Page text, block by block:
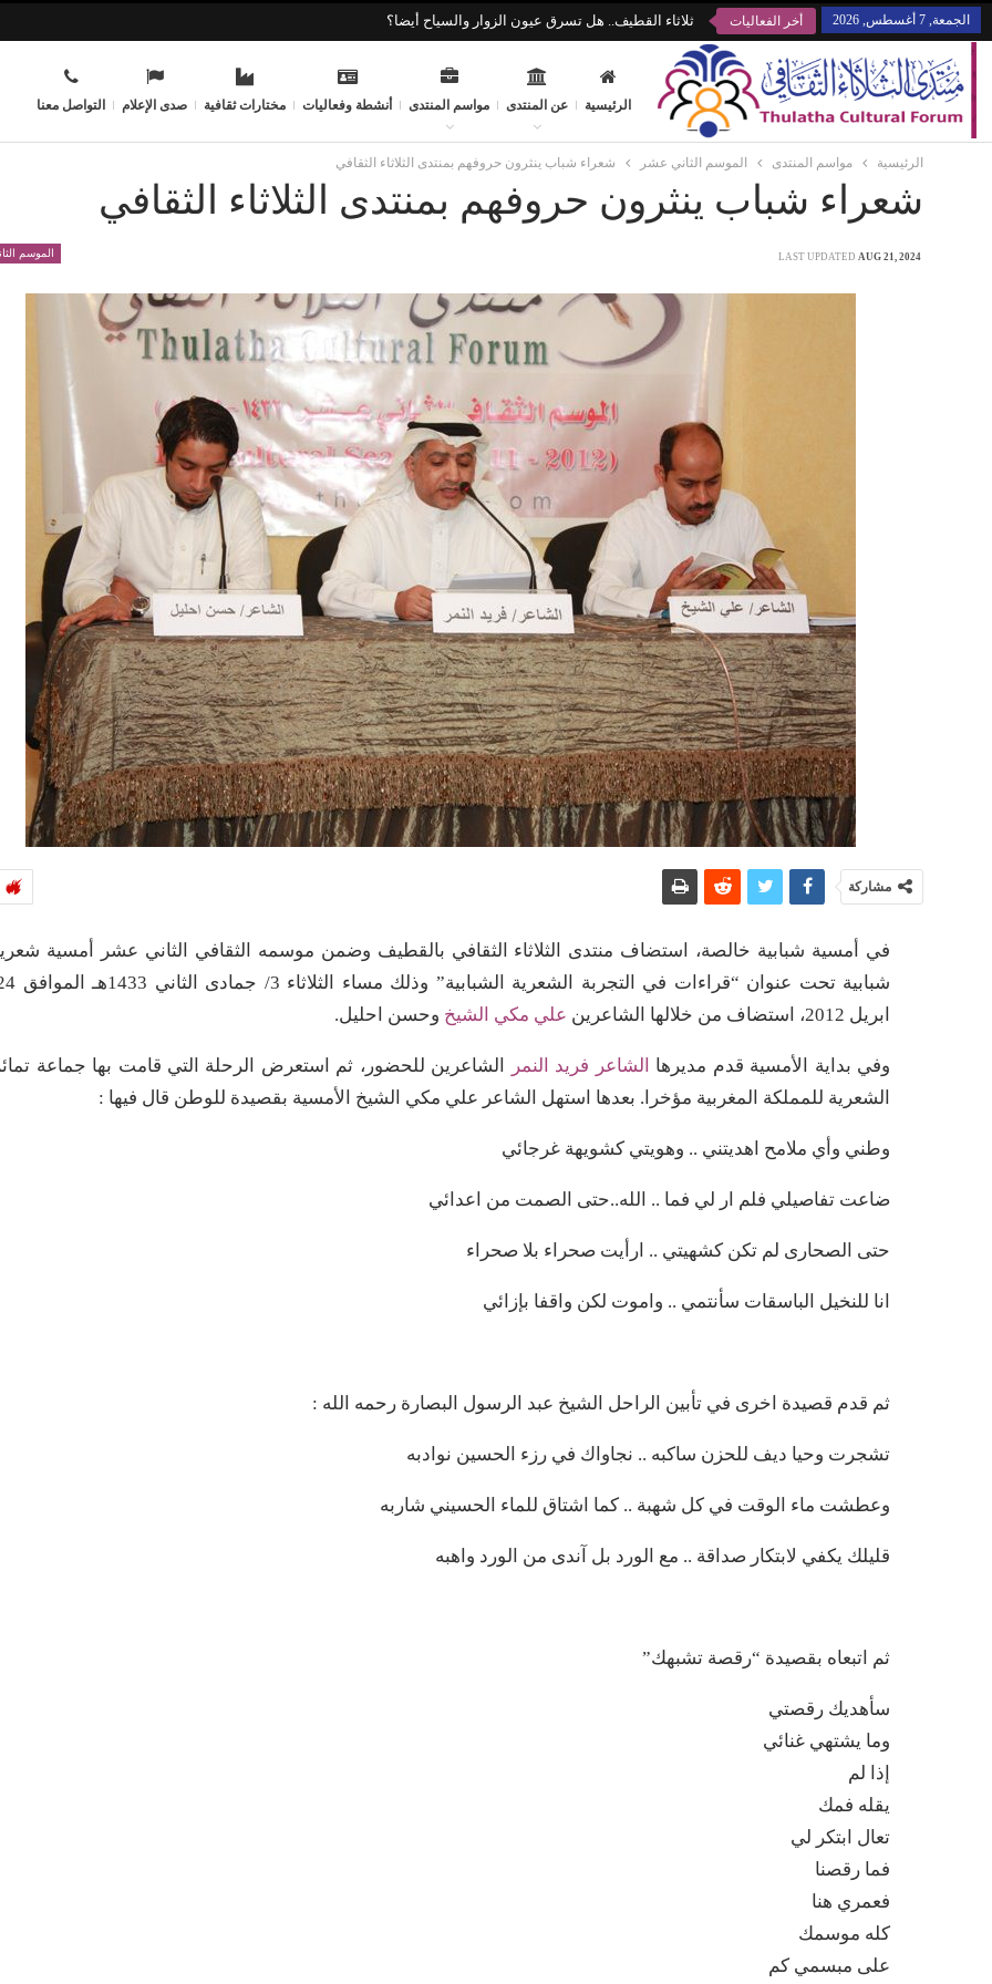
الجمعة, 7 أغسطس, 2026 أخر الفعاليات ثلاثاء القطيف.. هل تسرق عيون الزوار والسياح أيضا؟
الرئيسية عن المنتدى مواسم المنتدى أنشطة وفعاليات مختارات ثقافية صدى الإعلام التواصل معنا
الرئيسية مواسم المنتدى الموسم الثاني عشر شعراء شباب ينثرون حروفهم بمنتدى الثلاثاء الثقافي
شعراء شباب ينثرون حروفهم بمنتدى الثلاثاء الثقافي
الموسم LAST UPDATED AUG 21, 2024
مشاركة
في أمسية شبابية خالصة، استضاف منتدى الثلاثاء الثقافي بالقطيف وضمن موسمه الثقافي الثاني عشر أمسية
ابريل 2012، استضاف من خلالها الشاعرين علي مكي الشيخ وحسن احليل.
وفي بداية الأمسية قدم مديرها الشاعر فريد النمر
الشاعرين للحضور، ثم استعرض الرحلة التي قامت بها جماعة
الشعرية للمملكة المغربية مؤخرا. بعدها استهل الشاعر علي مكي الشيخ الأمسية بقصيدة للوطن قال فيها :
وطني وأي ملامح اهديتني .. وهويتي كشويهة غرجائي
ضاعت تفاصيلي فلم ار لي فما .. الله..حتى الصمت من اعدائي
حتى الصحارى لم تكن كشهيتي .. ارأيت صحراء بلا صحراء
انا للنخيل الباسقات سأنتمي .. واموت لكن واقفا بإزائي
ثم قدم قصيدة اخرى في تأبين الراحل الشيخ عبد الرسول البصارة رحمه الله :
تشجرت وحيا ديف للحزن ساكبه .. نجاواك في رزء الحسين نوادبه
وعطشت ماء الوقت في كل شهبة .. كما اشتاق للماء الحسيني شاربه
قليلك يكفي لابتكار صداقة .. مع الورد بل آندى من الورد واهبه
ثم اتبعاه بقصيدة “رقصة تشبهك”
سأهديك رقصتي
وما يشتهي غنائي
إذا لم
يقله فمك
تعال ابتكر لي
فما رقصنا
فعمري هنا
كله موسمك
على مبسمي كم